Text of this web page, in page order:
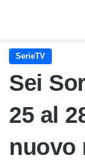
SerieTV
Sei
25 al
nuovo